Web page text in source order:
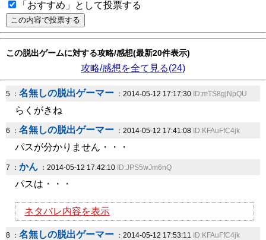
「おすすめ」として投票する
この脱出ゲームに対する攻略/感想(最新20件表示)
攻略/感想を全て見る(24)
5 ： 名無しの脱出ゲーマー ：2014-05-12 17:17:30 ID:mTS8gjNpQU
らくがきね
6 ： 名無しの脱出ゲーマー ：2014-05-12 17:41:08 ID:KFAuFfC4jk
パスが分かりません・・・
7 ： かん ：2014-05-12 17:42:10 ID:JPS5wJm6nQ
パスは・・・
ネタバレ内容を表示
8 ： 名無しの脱出ゲーマー ：2014-05-12 17:53:11 ID:KFAuFfC4jk